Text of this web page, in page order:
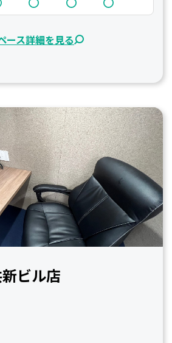
ース詳細を見る
ビル店